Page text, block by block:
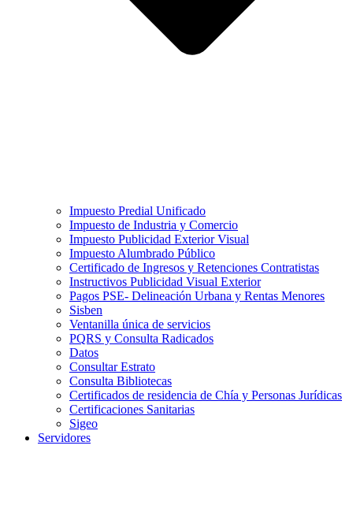
Impuesto Predial Unificado
Impuesto de Industria y Comercio
Impuesto Publicidad Exterior Visual
Impuesto Alumbrado Público
Certificado de Ingresos y Retenciones Contratistas
Instructivos Publicidad Visual Exterior
Pagos PSE- Delineación Urbana y Rentas Menores
Sisben
Ventanilla única de servicios
PQRS y Consulta Radicados
Datos
Consultar Estrato
Consulta Bibliotecas
Certificados de residencia de Chía y Personas Jurídicas
Certificaciones Sanitarias
Sigeo
Servidores